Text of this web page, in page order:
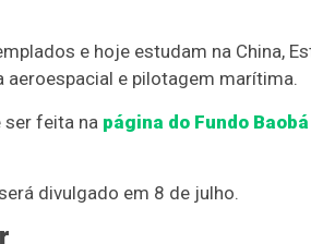
e hoje estudam na China,
aeroespacial e pilotagem marítima.
ser feita na página do Fundo Baobá
divulgado em 8 de julho.